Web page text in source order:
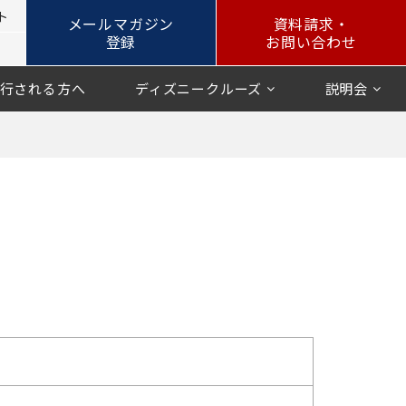
メールマガジン
登録
資料請求・
お問い合わせ
される方へ ディズニークルーズ 説明会